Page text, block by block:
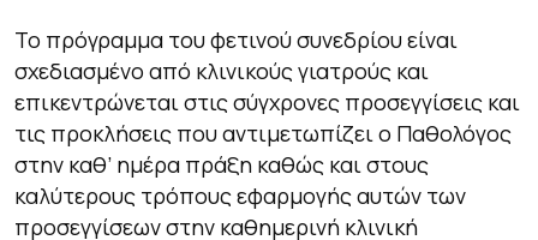
Το πρόγραμμα του φετινού συνεδρίου είναι
σχεδιασμένο από κλινικούς γιατρούς και
επικεντρώνεται στις σύγχρονες προσεγγίσεις και
τις προκλήσεις που αντιμετωπίζει ο Παθολόγος
στην καθ’ ημέρα πράξη καθώς και στους
καλύτερους τρόπους εφαρμογής αυτών των
προσεγγίσεων στην καθημερινή κλινική